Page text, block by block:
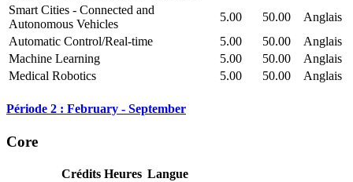
Smart Cities - Connected and
Autonomous Vehicles
5.00 50.00
Anglais
Automatic Control/Real-time
5.00 50.00
Anglais
Machine Learning
5.00 50.00
Anglais
Medical Robotics
5.00 50.00 Anglais
Période 2 : February - September
Core
Crédits Heures Langue